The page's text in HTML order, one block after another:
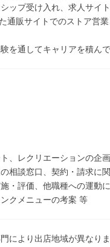
ップ受け入れ、求人サイ
通販サイトでのストア営
を通してキャリアを積ん
、レクリエーションの企
相談窓口、契約・請求に
・評価、他職種への運動
クメニューの考案 等
により出店地域が異なり